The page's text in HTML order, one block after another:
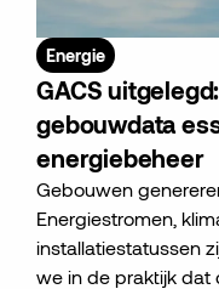
Energie
GACS
gebouwdata
energiebeheer
Gebouwen
Energiestromen,
installatiestatussen
we in de praktijk dat